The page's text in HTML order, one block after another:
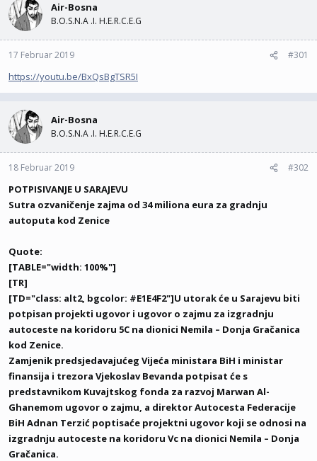
e
r
t
a
Air-Bosna
B.O.S.N.A .I. H.E.R.C.E.G
17 Februar 2019 #301
https://youtu.be/BxQsBgTSR5I
Air-Bosna
B.O.S.N.A .I. H.E.R.C.E.G
18 Februar 2019 #302
POTPISIVANJE U SARAJEVU
Sutra ozvaničenje zajma od 34 miliona eura za gradnju
autoputa kod Zenice
Quote:
[TABLE="width: 100%"]
[TR]
[TD="class: alt2, bgcolor: #E1E4F2"]U utorak će u Sarajevu biti
potpisan projekti ugovor i ugovor o zajmu za izgradnju
autoceste na koridoru 5C na dionici Nemila – Donja Gračanica
kod Zenice.
Zamjenik predsjedavajućeg Vijeća ministara BiH i ministar
finansija i trezora Vjekoslav Bevanda potpisat će s
predstavnikom Kuvajtskog fonda za razvoj Marwan Al-
Ghanemom ugovor o zajmu, a direktor Autocesta Federacije
BiH Adnan Terzić poptisaće projektni ugovor koji se odnosi na
izgradnju autoceste na koridoru Vc na dionici Nemila – Donja
Gračanica.